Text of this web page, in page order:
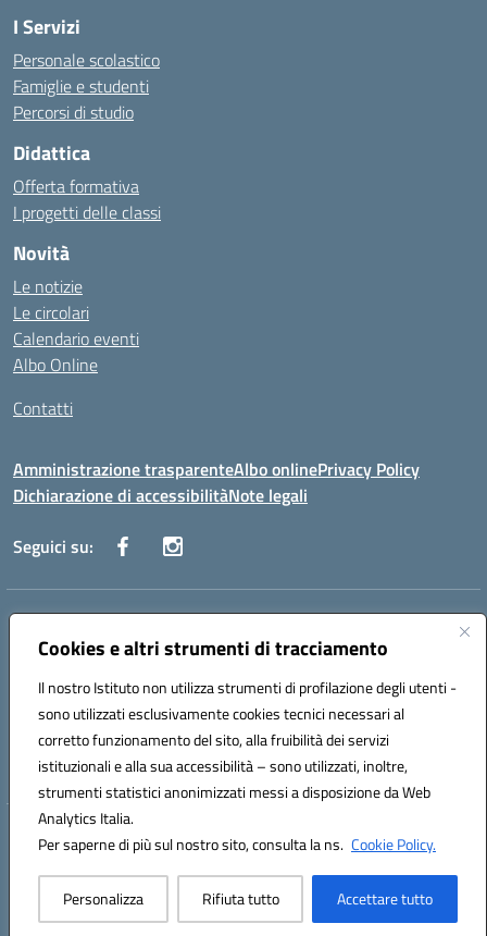
Cookies e altri strumenti di tracciamento
Il nostro Istituto non utilizza strumenti di profilazione degli utenti -
sono utilizzati esclusivamente cookies tecnici necessari al
corretto funzionamento del sito, alla fruibilità dei servizi
istituzionali e alla sua accessibilità – sono utilizzati, inoltre,
strumenti statistici anonimizzati messi a disposizione da Web
Analytics Italia.
Per saperne di più sul nostro sito, consulta la ns. Cookie Policy.
Personalizza Rifiuta tutto Accettare tutto
I Servizi
Personale scolastico
Famiglie e studenti
Percorsi di studio
Didattica
Offerta formativa
I progetti delle classi
Novità
Le notizie
Le circolari
Calendario eventi
Albo Online
Contatti
Amministrazione trasparenteAlbo onlinePrivacy Policy
Dichiarazione di accessibilitàNote legali
Seguici su:
Indirizzo:
Centralino:0881636571 Email:fgps040004@istruzione.it
Codice fiscale: 80031370713
Codice meccanografico:
FGPS040004
Codice Indice delle Pubbliche Amministrazioni (IPA): istsc_fgps040004
Hosting & Powered by 3D Solution S.r.l.
Concept & Design by Designers Italia